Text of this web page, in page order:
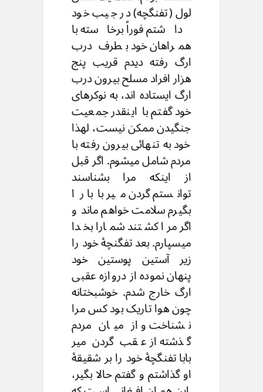
لول (تفنگچه) در جیب خود
داشتم فوراً برخاسته با
همراهان خود بطرف درب
ارگ رفته دیدم قریب پنج
هزار افراد مسلح بیرون درب
ارگ ایستاده اند، به نوکرهای
خود گفتم با اینقدر جمعیت
جنگیدن ممکن نیست، لهذا
خود به تنهائی بیرون رفته با
مردم شامل میشوم. اگر قبل
از اینکه مرا بشناسند
توانستم گردن میر بابا را
بگیرم سلامت خواهم ماند و
اگر مرا کشتند شمارا بخدا
میسپارم. بعد تفگنچۀ خود را
زیر آستین پوستین خود
پنهان نموده از دروازه عقبی
ارگ خارج شدم. خوشبختانه
چون هوا تاریک بود کس مرا
نشناخت و از میان مردم
گذشته از عقب گردن میر
بابا تفنگچۀ خود را بر شقیقۀ
او گذاشتم و گفتم حالا بگیر،